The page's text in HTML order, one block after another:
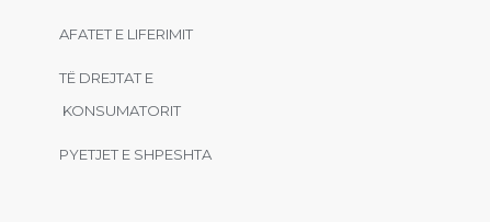
AFATET E LIFERIMIT
TË DREJTAT E
KONSUMATORIT
PYETJET E SHPESHTA